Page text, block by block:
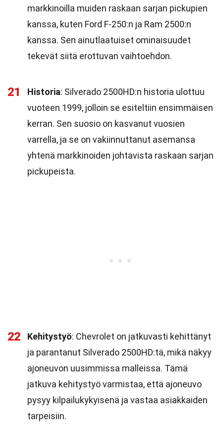
markkinoilla muiden raskaan sarjan pickupien
kanssa, kuten Ford F-250:n ja Ram 2500:n
kanssa. Sen ainutlaatuiset ominaisuudet
tekevät siitä erottuvan vaihtoehdon.
21 Historia: Silverado 2500HD:n historia ulottuu
vuoteen 1999, jolloin se esiteltiin ensimmäisen
kerran. Sen suosio on kasvanut vuosien
varrella, ja se on vakiinnuttanut asemansa
yhtenä markkinoiden johtavista raskaan sarjan
pickupeista.
22 Kehitystyö: Chevrolet on jatkuvasti kehittänyt
ja parantanut Silverado 2500HD:tä, mikä näkyy
ajoneuvon uusimmissa malleissa. Tämä
jatkuva kehitystyö varmistaa, että ajoneuvo
pysyy kilpailukykyisenä ja vastaa asiakkaiden
tarpeisiin.